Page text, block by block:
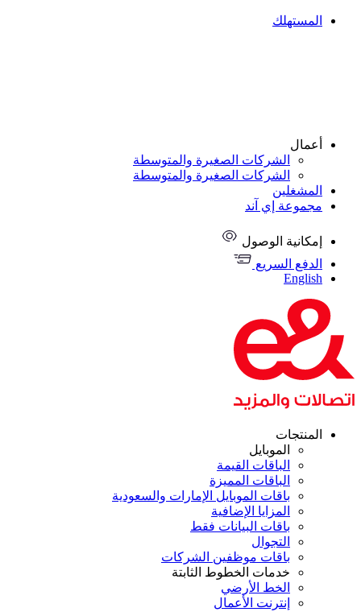
المستهلك
أعمال
الشركات الصغيرة والمتوسطة
الشركات الصغيرة والمتوسطة
المشغلين
مجموعة إي آند
إمكانية الوصول
الدفع السريع
English
المنتجات
الموبايل
الباقات القيمة
الباقات المميزة
باقات الموبايل الإمارات والسعودية
المزايا الإضافية
باقات البيانات فقط
التجوال
باقات موظفين الشركات
خدمات الخطوط الثابتة
الخط الأرضي
إنترنت الأعمال